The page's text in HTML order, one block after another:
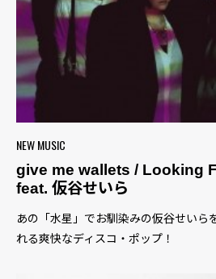
NEW MUSIC
give me wallets / Looking
feat. 仮谷せいら
あの「水星」でお馴染みの仮谷せいら
れる爽快なディスコ・ポップ！